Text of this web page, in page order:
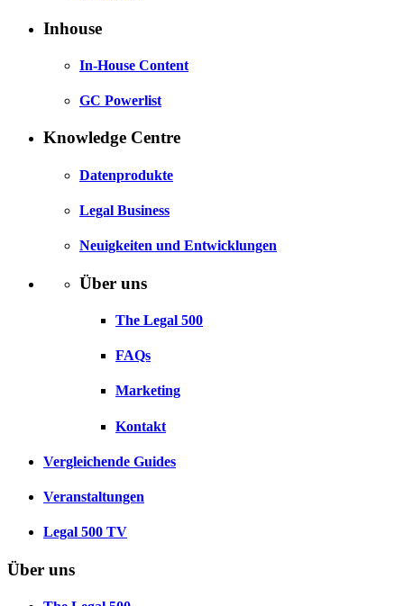
Inhouse
In-House Content
GC Powerlist
Knowledge Centre
Datenprodukte
Legal Business
Neuigkeiten und Entwicklungen
Über uns
The Legal 500
FAQs
Marketing
Kontakt
Vergleichende Guides
Veranstaltungen
Legal 500 TV
Über uns